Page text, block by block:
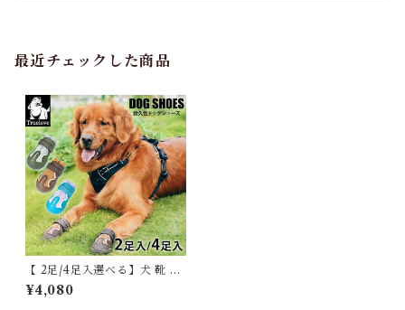
最近チェックした商品
【 2足/4足入選べる】犬 靴 犬
靴 ドッグシューズ シューズ 脱
げない マジックテープ 散歩 夏
¥4,080